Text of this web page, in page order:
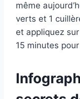
même
verts et 1
et appliquez
15 minutes